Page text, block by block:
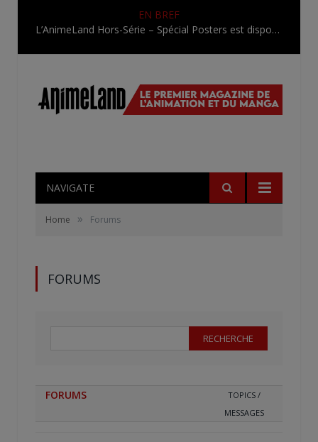
EN BREF
L’AnimeLand Hors-Série – Spécial Posters est disponible !
NAVIGATE
Home » Forums
FORUMS
FORUMS
TOPICS /
MESSAGES